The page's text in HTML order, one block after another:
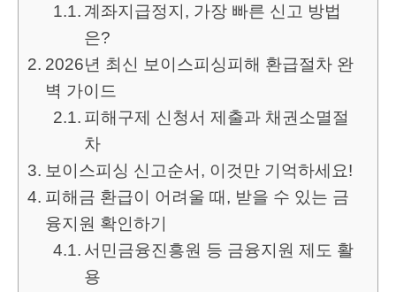
계좌지급정지, 가장 빠른 신고 방법
은?
2026년 최신 보이스피싱피해 환급절차 완
벽 가이드
피해구제 신청서 제출과 채권소멸절
차
보이스피싱 신고순서, 이것만 기억하세요!
피해금 환급이 어려울 때, 받을 수 있는 금
융지원 확인하기
서민금융진흥원 등 금융지원 제도 활
용